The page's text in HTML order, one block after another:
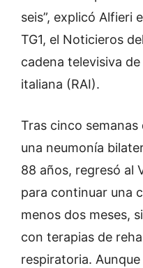
seis”, explicó Alfieri
TG1, el Noticieros
cadena televisiva
italiana (RAI).
Tras cinco
una neumonía
88 años, regresó al
para continuar una
menos dos meses,
con terapias de
respiratoria.